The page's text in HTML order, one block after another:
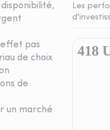
effet pas
de choix
de
un marché
Les